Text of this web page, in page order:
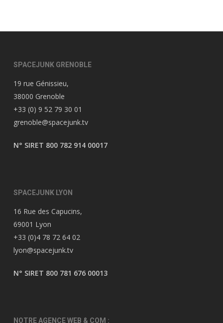
SPACEJUNK GRENOBLE
19 rue Génissieu,
38000 Grenoble
+33 (0) 9 52 79 30 01
grenoble@spacejunk.tv
N° SIRET 800 782 914 00017
SPACEJUNK LYON
16 Rue des Capucins,
69001 Lyon
+33 (0)4 78 72 64 02
lyon@spacejunk.tv
N° SIRET 800 781 676 00013
NOTRE AGENCE WEB & COM :